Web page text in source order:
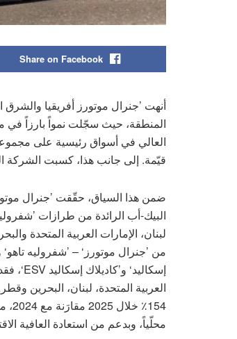
Share on Facebook
العالي في أسواق رئيسية على
قيّمة. إلى جانب هذا، كسبت الشركة
البيك-أب الرائدة من طرازات
العربية المتحدة، لبنان، البحرين
محلّياً، وبدعم من استعادة العافية